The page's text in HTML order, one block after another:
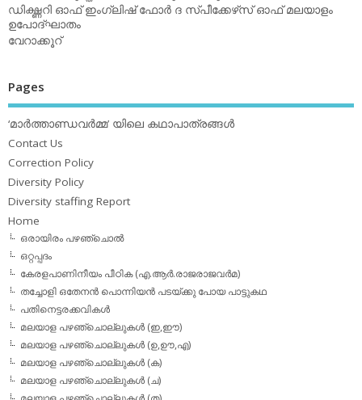
ഡിക്ഷ്ണറി ഓഫ് ഇംഗ്ലിഷ് ഫോര്‍ ദ സ്പീക്കേഴ്‌സ് ഓഫ് മലയാളം
ഉപോദ്ഘാതം
വേറാക്കൂറ്
Pages
‘മാര്‍ത്താണ്ഡവര്‍മ്മ’ യിലെ കഥാപാത്രങ്ങള്‍
Contact Us
Correction Policy
Diversity Policy
Diversity staffing Report
Home
ഒരായിരം പഴഞ്ചൊല്‍
ഒറ്റപ്പദം
കേരളപാണിനീയം പീഠിക (എ.ആര്‍.രാജരാജവര്‍മ)
തച്ചോളി ഒതേനൻ പൊന്നിയൻ പടയ്‌ക്കു പോയ പാട്ടുകഥ
പതിനെട്ടരക്കവികള്‍
മലയാള പഴഞ്ചൊല്ലുകള്‍ (ഇ,ഈ)
മലയാള പഴഞ്ചൊല്ലുകള്‍ (ഉ,ഊ,എ)
മലയാള പഴഞ്ചൊല്ലുകള്‍ (ക)
മലയാള പഴഞ്ചൊല്ലുകള്‍ (ച)